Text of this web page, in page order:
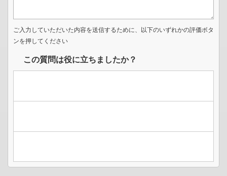
ご入力していただいた内容を送信するために、以下のいずれかの評価ボタ
ンを押してください
この質問は役に立ちましたか？